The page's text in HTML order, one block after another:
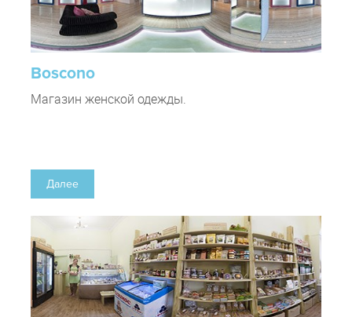
Boscono
Магазин женской одежды.
Далее